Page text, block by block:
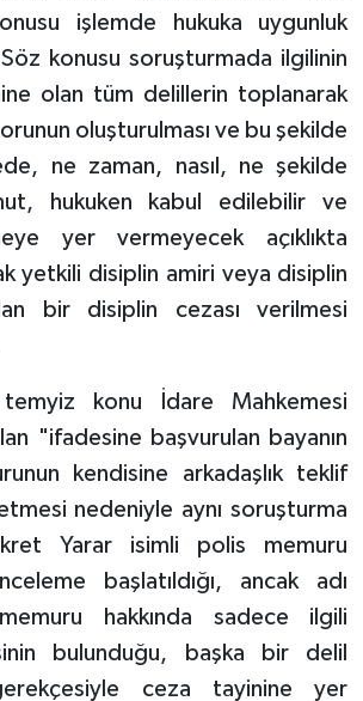
işlemde hukuka uygunluk
konusu soruşturmada ilgilinin
olan tüm delillerin toplanarak
oluşturulması ve bu şekilde
ne zaman, nasıl, ne şekilde
hukuken kabul edilebilir ve
yer vermeyecek açıklıkta
yetkili disiplin amiri veya disiplin
bir disiplin cezası verilmesi
temyiz konu İdare Mahkemesi
"ifadesine başvurulan bayanın
kendisine arkadaşlık teklif
nedeniyle aynı soruşturma
Yarar isimli polis memuru
başlatıldığı, ancak adı
hakkında sadece ilgili
bulunduğu, başka bir delil
gerekçesiyle ceza tayinine yer